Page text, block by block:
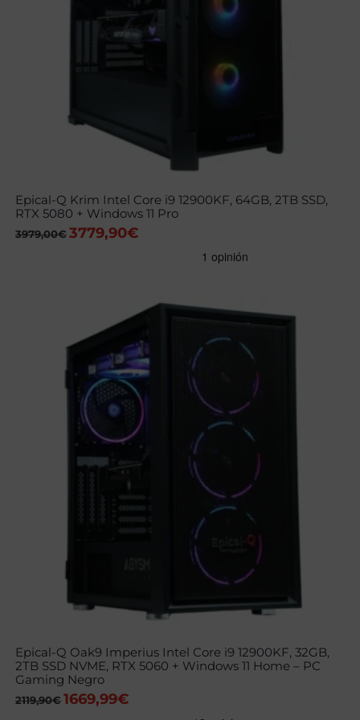
Epical-Q Krim Intel Core i9 12900KF, 64GB, 2TB SSD,
RTX 5080 + Windows 11 Pro
3979,00€ El
3779,90€
Epical-Q Oak9 Imperius Intel Core i9 12900KF, 32GB,
2TB SSD NVME, RTX 5060 + Windows 11 Home – PC
Gaming Negro
2119,90€ El
1669,99€